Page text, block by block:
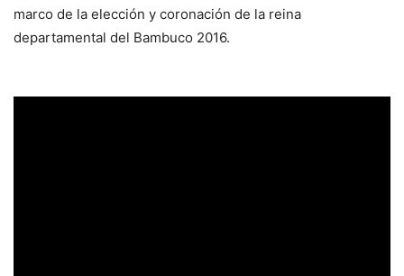
marco de la elección y coronación de la reina
departamental del Bambuco 2016.